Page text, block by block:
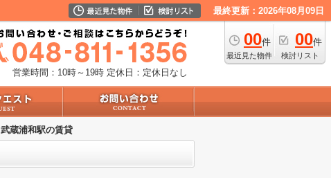
最終更新：2026年08月09日
00件
最近見た物件
00件
検討リスト
営業時間：10時～19時 定休日：定休日なし
武蔵浦和駅の賃貸